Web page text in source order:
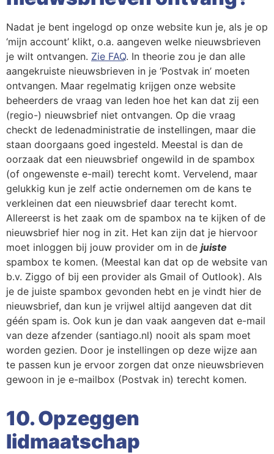
Nadat je bent ingelogd op onze website kun je, als je op
‘mijn account’ klikt, o.a. aangeven welke nieuwsbrieven
je wilt ontvangen. Zie FAQ. In theorie zou je dan alle
aangekruiste nieuwsbrieven in je ‘Postvak in’ moeten
ontvangen. Maar regelmatig krijgen onze website
beheerders de vraag van leden hoe het kan dat zij een
(regio-) nieuwsbrief niet ontvangen. Op die vraag
checkt de ledenadministratie de instellingen, maar die
staan doorgaans goed ingesteld. Meestal is dan de
oorzaak dat een nieuwsbrief ongewild in de spambox
(of ongewenste e-mail) terecht komt. Vervelend, maar
gelukkig kun je zelf actie ondernemen om de kans te
verkleinen dat een nieuwsbrief daar terecht komt.
Allereerst is het zaak om de spambox na te kijken of de
nieuwsbrief hier nog in zit. Het kan zijn dat je hiervoor
moet inloggen bij jouw provider om in de juiste
spambox te komen. (Meestal kan dat op de website van
b.v. Ziggo of bij een provider als Gmail of Outlook). Als
je de juiste spambox gevonden hebt en je vindt hier de
nieuwsbrief, dan kun je vrijwel altijd aangeven dat dit
géén spam is. Ook kun je dan vaak aangeven dat e-mail
van deze afzender (santiago.nl) nooit als spam moet
worden gezien. Door je instellingen op deze wijze aan
te passen kun je ervoor zorgen dat onze nieuwsbrieven
gewoon in je e-mailbox (Postvak in) terecht komen.
10. Opzeggen
lidmaatschap